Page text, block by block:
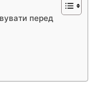
перед